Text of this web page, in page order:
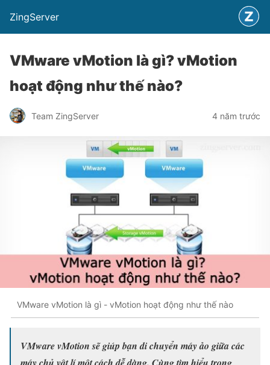
ZingServer
VMware vMotion là gì? vMotion
hoạt động như thế nào?
Team ZingServer 4 năm trước
VMware vMotion là gì - vMotion hoạt động như thế nào
VMware vMotion sẽ giúp bạn di chuyển máy ảo giữa các